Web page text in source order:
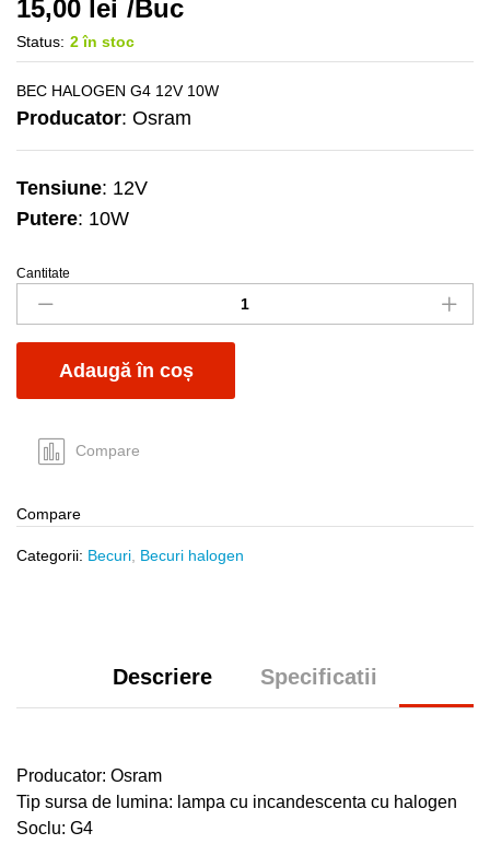
15,00 lei /Buc
Status: 2 în stoc
BEC HALOGEN G4 12V 10W
Producator: Osram
Tensiune: 12V
Putere: 10W
Bec
12V
10W
halogen
Osram
Cantitate
Adaugă în coș
Compare
Compare
Categorii: Becuri Becuri halogen
Descriere Specificatii
Producator: Osram
Tip sursa de lumina: lampa cu incandescenta cu halogen
Soclu: G4